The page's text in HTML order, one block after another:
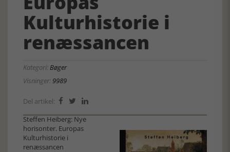
Kulturhistorie i
renæssancen
Kategori:Bøger
Visninger:9989
Del artikel:   
Steffen Heiberg: Nye
horisonter. Europas
Kulturhistorie i
renæssancen